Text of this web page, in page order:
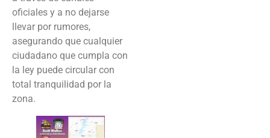
oficiales y a no dejarse
llevar por rumores,
asegurando que cualquier
ciudadano que cumpla con
la ley puede circular con
total tranquilidad por la
zona.